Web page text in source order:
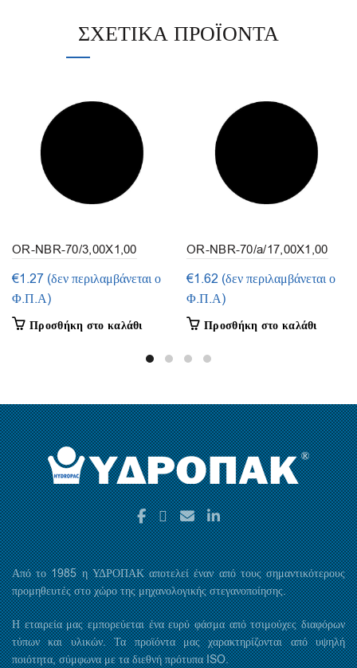
ΣΧΕΤΙΚΆ ΠΡΟΪΌΝΤΑ
OR-NBR-70/3,00X1,00
(συσκευασία 50τμ.)
€1.27 (δεν περιλαμβάνεται ο
Φ.Π.Α)
Προσθήκη στο καλάθι
OR-NBR-70/a/17,00X1,00
(συσκευασία 50τμ.)
€1.62 (δεν περιλαμβάνεται ο
Φ.Π.Α)
Προσθήκη στο καλάθι
Από το 1985 η ΥΔΡΟΠΑΚ αποτελεί έναν από τους σημαντικότερους
προμηθευτές στο χώρο της μηχανολογικής στεγανοποίησης.
Η εταιρεία μας εμπορεύεται ένα ευρύ φάσμα από τσιμούχες διαφόρων
τύπων και υλικών. Τα προϊόντα μας χαρακτηρίζονται από υψηλή
ποιότητα, σύμφωνα με τα διεθνή πρότυπα ISO.